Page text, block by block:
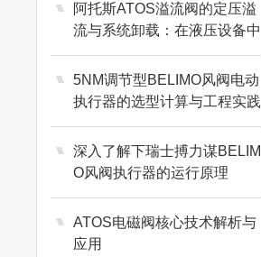
阿托斯ATOS溢流阀的定压溢
流与系统卸载：在液压设备中
的四大核心作用
5NM调节型BELIMO风阀电动
执行器的选型计算与工程实践
深入了解下瑞士搏力谋BELIM
O风阀执行器的运行原理
ATOS电磁阀核心技术解析与
应用